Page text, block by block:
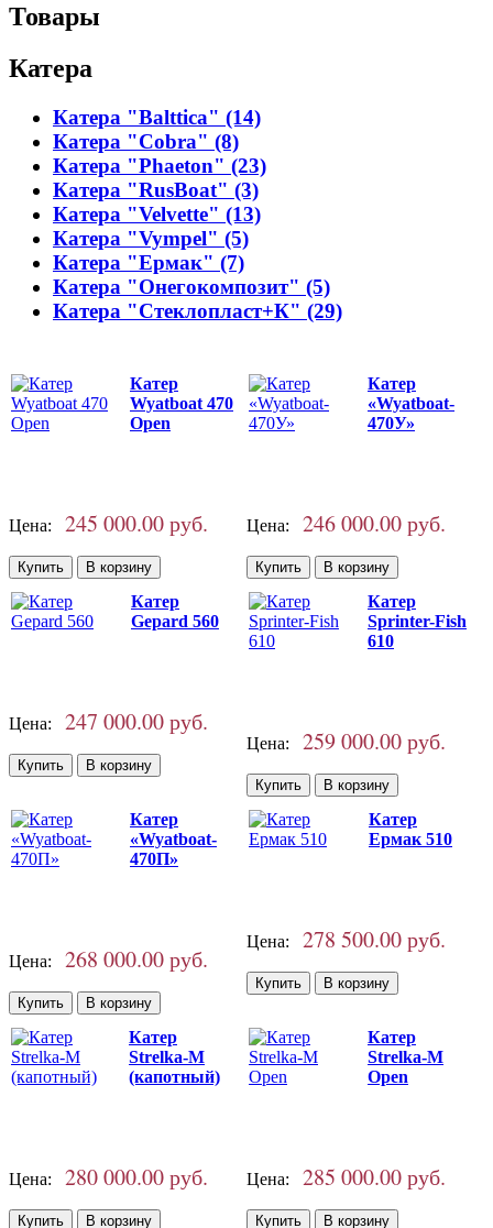
Товары
Катера
Катера "Balttica" (14)
Катера "Cobra" (8)
Катера "Phaeton" (23)
Катера "RusBoat" (3)
Катера "Velvette" (13)
Катера "Vympel" (5)
Катера "Ермак" (7)
Катера "Онегокомпозит" (5)
Катера "Стеклопласт+К" (29)
Катер
Wyatboat 470
Open
Цена: 245 000.00 руб.
Катер
«Wyatboat-
470У»
Цена: 246 000.00 руб.
Катер
Gepard 560
Цена: 247 000.00 руб.
Катер
Sprinter-Fish
610
Цена: 259 000.00 руб.
Катер
«Wyatboat-
470П»
Цена: 268 000.00 руб.
Катер
Ермак 510
Цена: 278 500.00 руб.
Катер
Strelka-M
(капотный)
Цена: 280 000.00 руб.
Катер
Strelka-M
Open
Цена: 285 000.00 руб.